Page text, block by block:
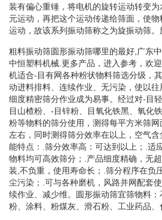
装有偏心重锤，将电机的旋转运动转变
元运动，再把这个运动传递给筛面，使
运动，故该系列振动筛称之为旋振动筛。
粗料振动筛圆形振动筛哪里的最好,广东
中恒塑料机械.更多产品，进入参考，欢
机适合-目有网各种粉状物料筛选分级，
动进料排料、连续作业、无污染，使以
细度精密筛分作业成为易事。经过对-目
目山楂粉、-目锌粉、目氧化铁黑、氧化
粉等物料的筛分使用，测得每平方米筛
左右，同时测得筛分效率在以上，空气
能特点：.筛分效率高：可达到以上；.适
物料均可高效筛分；.产品细度精确，无
装,不负重，使用寿命长；.筛分程序在负
尘污染；.可与各种磨机，风路并网配套
续作业、减少维。圆形振动筛宜筛物料
粉、涂料、粉煤灰、滑石粉、工业药品、